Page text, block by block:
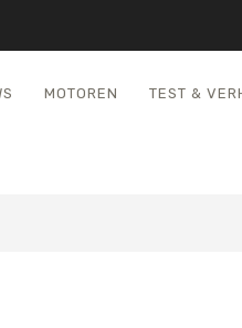
MOTOREN TEST &